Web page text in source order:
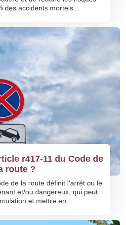
des accidents mortels...
r417-11 du Code de
route ?
de la route définit l'arrêt ou le
et/ou dangereux, qui peut
et mettre en...